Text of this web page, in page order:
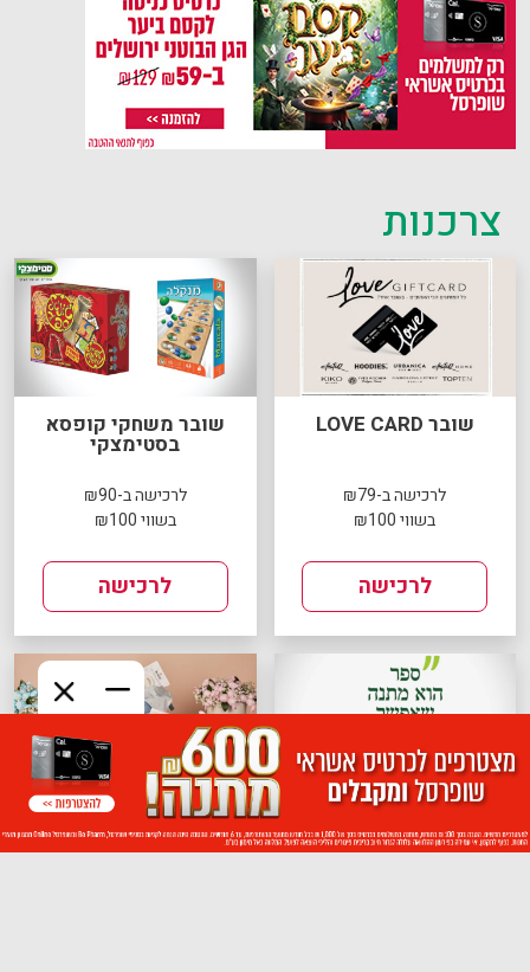
צרכנות
שובר LOVE CARD
לרכישה ב-₪79
בשווי ₪100
לרכישה
שובר משחקי קופסא
בסטימצקי
לרכישה ב-₪90
בשווי ₪100
לרכישה
שובר לרשת ZER4U